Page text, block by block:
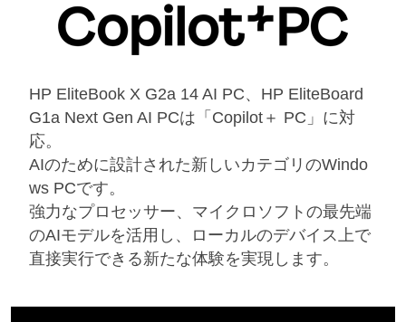
HP EliteBook X G2a 14 AI PC、HP EliteBoard
G1a Next Gen AI PCは「Copilot＋ PC」に対
応。
AIのために設計された新しいカテゴリのWindo
ws PCです。
強力なプロセッサー、マイクロソフトの最先端
のAIモデルを活用し、ローカルのデバイス上で
直接実行できる新たな体験を実現します。